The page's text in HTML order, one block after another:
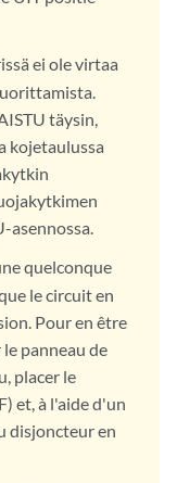
ei ole virtaa
täysin,
kojetaulussa
asennossa.
quelconque
le circuit en
Pour en être
panneau de
placer le
et, à l'aide d'un
disjoncteur en